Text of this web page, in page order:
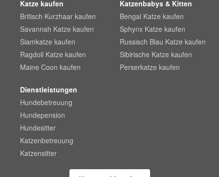
Katze kaufen
Britisch Kurzhaar kaufen
Savannah Katze kaufen
Siamkatze kaufen
Ragdoll Katze kaufen
Maine Coon kaufen
Katzenbabys & Kitten
Bengal Katze kaufen
Sphynx Katze kaufen
Russisch Blau Katze kaufen
Sibirische Katze kaufen
Perserkatze kaufen
Dienstleistungen
Hundebetreuung
Hundepension
Hundesitter
Katzenbetreuung
Katzensitter